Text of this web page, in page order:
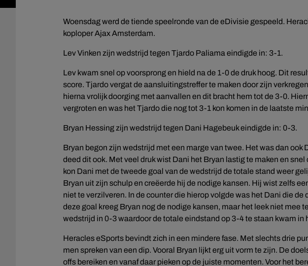
Woensdag werd de tiende speelronde van de eDivisie gespeeld.
koploper Ajax Amsterdam.
Lev Vinken zijn wedstrijd tegen Tjardo Paliama eindigde in: 3-1.
Lev kwam snel op voorsprong en hield na de 1-0 de druk hoog. Dit
score. Tjardo vergat de aansluitingstreffer te maken door zijn
hierna vrolijk doorging met aanvallen en dit bracht hem tot de 3-0.
vergroten en was het Tjardo die nog tot 3-1 kon komen in de laatste
Bryan Hessing zijn wedstrijd tegen Dani Hagebeuk eindigde in: 0-3.
Bryan begon zijn wedstrijd met een marge van twee. Het was dan ook
deed dit ook. Met veel druk wist Dani het Bryan lastig te maken en
kon Dani met de tweede goal van de wedstrijd de totale stand weer
Bryan uit zijn schulp en creëerde hij de nodige kansen. Hij wist zelfs
niet te verzilveren. In de counter die hierop volgde was het Dani die de
deze goal kreeg Bryan nog de nodige kansen, maar het leek niet mee
wedstrijd in 0-3 waardoor de totale eindstand op 3-4 te staan kwam in
Heracles eSports bevindt zich in een mindere fase. Met slechts drie
men spreken van een dip. Vooral Bryan lijkt erg uit vorm te zijn. De
offs bereiken en vanaf daar pieken op de juiste momenten. Voor het